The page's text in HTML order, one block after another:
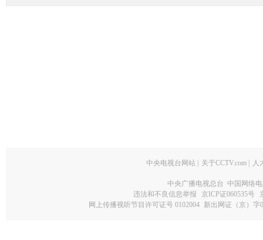
中央电视台网站 关于CCTV.com 人
中央广播电视总台 中国网络
违法和不良信息举报
京ICP证060535号
网上传播视听节目许可证号 0102004 新出网证（京）